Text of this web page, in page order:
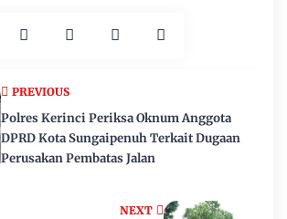
NEXT
PREVIOUS
Polres Kerinci Periksa Oknum Anggota
DPRD Kota Sungaipenuh Terkait Dugaan
Perusakan Pembatas Jalan